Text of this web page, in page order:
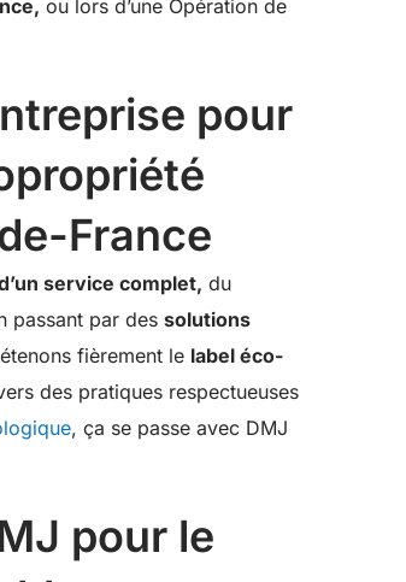
ou lors d’une Opération de
pour
France
service complet, du
passant par des solutions
fièrement le label éco-
des pratiques respectueuses
, ça se passe avec DMJ
pour le